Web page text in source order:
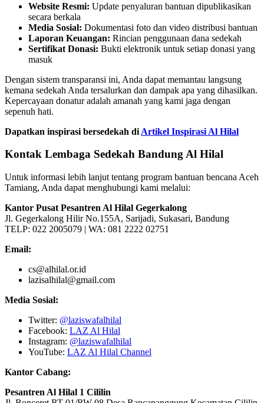
Website Resmi: Update penyaluran bantuan dipublikasikan
secara berkala
Media Sosial: Dokumentasi foto dan video distribusi bantuan
Laporan Keuangan: Rincian penggunaan dana sedekah
Sertifikat Donasi: Bukti elektronik untuk setiap donasi yang
masuk
Dengan sistem transparansi ini, Anda dapat memantau langsung
kemana sedekah Anda tersalurkan dan dampak apa yang dihasilkan.
Kepercayaan donatur adalah amanah yang kami jaga dengan
sepenuh hati.
Dapatkan inspirasi bersedekah di Artikel Inspirasi Al Hilal
Kontak Lembaga Sedekah Bandung Al Hilal
Untuk informasi lebih lanjut tentang program bantuan bencana Aceh
Tamiang, Anda dapat menghubungi kami melalui:
Kantor Pusat Pesantren Al Hilal Gegerkalong
Jl. Gegerkalong Hilir No.155A, Sarijadi, Sukasari, Bandung
TELP: 022 2005079 | WA: 081 2222 02751
Email:
cs@alhilal.or.id
lazisalhilal@gmail.com
Media Sosial:
Twitter: @laziswafalhilal
Facebook: LAZ Al Hilal
Instagram: @laziswafalhilal
YouTube: LAZ Al Hilal Channel
Kantor Cabang:
Pesantren Al Hilal 1 Cililin